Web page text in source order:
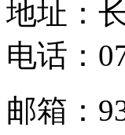
地址：
电话：
邮箱：